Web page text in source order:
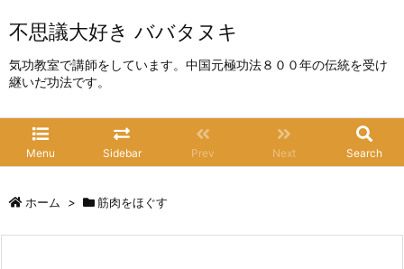
不思議大好き ババタヌキ
気功教室で講師をしています。中国元極功法８００年の伝統を受け
継いだ功法です。
Menu Sidebar Prev Next Search
ホーム > 筋肉をほぐす